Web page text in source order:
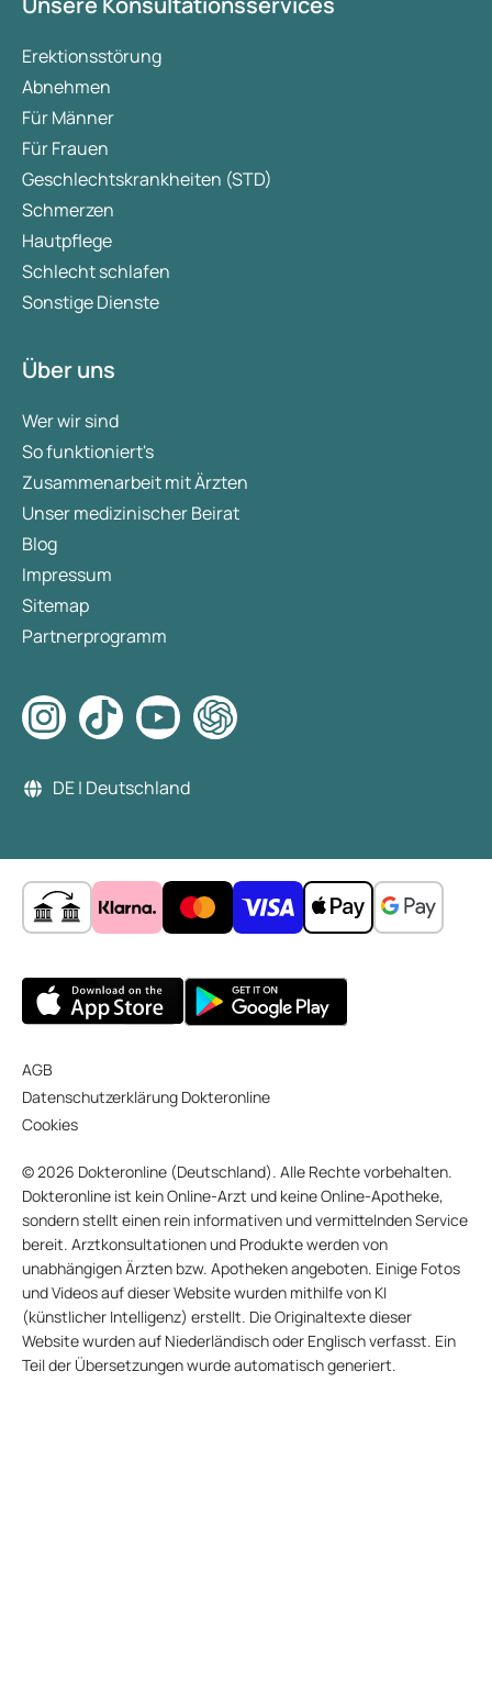
Erektionsstörung
Abnehmen
Für Männer
Für Frauen
Geschlechtskrankheiten (STD)
Schmerzen
Hautpflege
Schlecht schlafen
Sonstige Dienste
Über uns
Wer wir sind
So funktioniert's
Zusammenarbeit mit Ärzten
Unser medizinischer Beirat
Blog
Impressum
Sitemap
Partnerprogramm
DE | Deutschland
AGB
Datenschutzerklärung Dokteronline
Cookies
© 2026 Dokteronline (Deutschland). Alle Rechte vorbehalten.
Dokteronline ist kein Online-Arzt und keine Online-Apotheke,
sondern stellt einen rein informativen und vermittelnden Service
bereit. Arztkonsultationen und Produkte werden von
unabhängigen Ärzten bzw. Apotheken angeboten. Einige Fotos
und Videos auf dieser Website wurden mithilfe von KI
(künstlicher Intelligenz) erstellt. Die Originaltexte dieser
Website wurden auf Niederländisch oder Englisch verfasst. Ein
Teil der Übersetzungen wurde automatisch generiert.